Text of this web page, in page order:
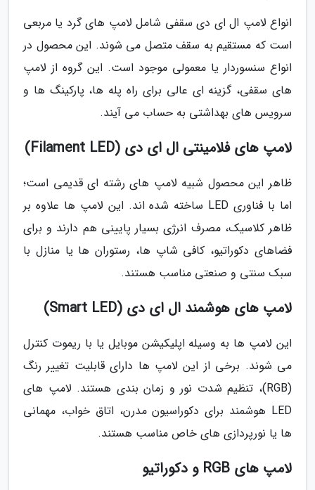
انواع لامپ ال ای دی سقفی شامل لامپ های گرد یا مربعی
است که مستقیم به سقف متصل می شوند. این محصول در
انواع سنسوردار یا معمولی موجود است. این گروه از لامپ
های سقفی، گزینه ای عالی برای راه پله ها، پارکینگ ها و
سرویس های بهداشتی به حساب می آیند.
لامپ های فلامینتی ال ای دی (Filament LED)
ظاهر این محصول شبیه لامپ های رشته ای قدیمی است؛
اما با فناوری LED ساخته شده اند. این لامپ ها علاوه بر
ظاهر کلاسیک، مصرف انرژی بسیار پایینی هم دارند و برای
فضاهای دکوراتیو، کافی شاپ ها، رستوران ها یا منازل با
سبک سنتی و صنعتی مناسب هستند.
لامپ های هوشمند ال ای دی (Smart LED)
این لامپ ها به وسیله اپلیکیشن موبایل یا با ریموت کنترل
می شوند. برخی از این لامپ ها دارای قابلیت تغییر رنگ
(RGB)، تنظیم شدت نور و زمان بندی هستند. لامپ های
LED هوشمند برای دکوراسیون مدرن، اتاق خواب، مهمانی
ها یا نورپردازی های خاص مناسب هستند.
لامپ های RGB و دکوراتیو